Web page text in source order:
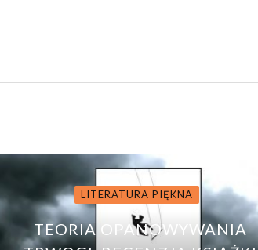
LITERATURA PIĘKNA
TEORIA OPANOWYWANIA